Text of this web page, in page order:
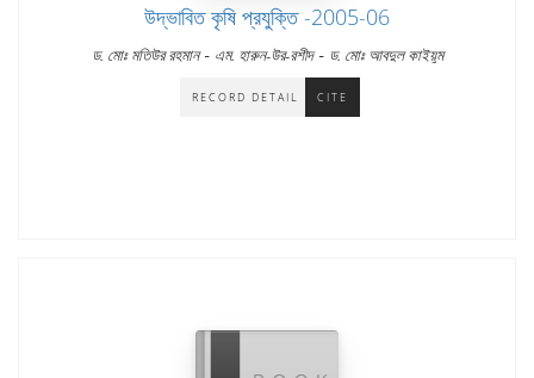
উদ্ভাবিত কৃষি প্রযুক্তি -2005-06
ড. মোঃ মতিউর রহমান- এম. হারুন-উর-রশীদ- ড. মোঃ আবদুল কাইয়ুম
RECORD DETAIL CITE